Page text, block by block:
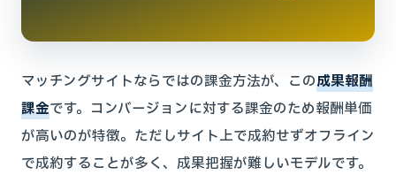
マッチングサイトならではの課金方法が、この成果報酬
課金です。コンバージョンに対する課金のため報酬単価
が高いのが特徴。ただしサイト上で成約せずオフライン
で成約することが多く、成果把握が難しいモデルです。